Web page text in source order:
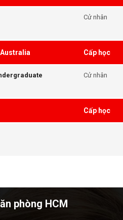
Cử nhân
Cấp học
Cử nhân
Cấp học
phòng HCM